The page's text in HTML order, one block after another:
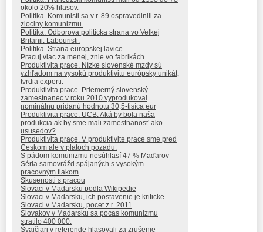
okolo 20% hlasov.
Politika. Komunisti sa v r. 89 ospravedlnili za
zlociny komunizmu.
Politika. Odborova politicka strana vo Velkej
Britanii. Labouristi.
Politika. Strana europskej lavice.
Pracuj viac za menej, znie vo fabrikách
Produktivita prace. Nízke slovenské mzdy sú
vzhľadom na vysokú produktivitu európsky unikát,
tvrdia experti.
Produktivita prace. Priemerný slovenský
zamestnanec v roku 2010 vyprodukoval
nominálnu pridanú hodnotu 30,5-tisíca eur
Produktivita prace. UCB: Aká by bola naša
produkcia ak by sme mali zamestnanosť ako
ususedov?
Produktivita prace. V produktivite prace sme pred
Ceskom ale v platoch pozadu.
S pádom komunizmu nesúhlasí 47 % Maďarov
Séria samovrážd spájaných s vysokým
pracovným tlakom
Skusenosti s pracou
Slovaci v Madarsku podla Wikipedie
Slovaci v Madarsku, ich postavenie je kriticke
Slovaci v Madarsku, pocet z r. 2011
Slovakov v Madarsku sa pocas komunizmu
stratilo 400 000.
Švajčiari v referende hlasovali za zrušenie